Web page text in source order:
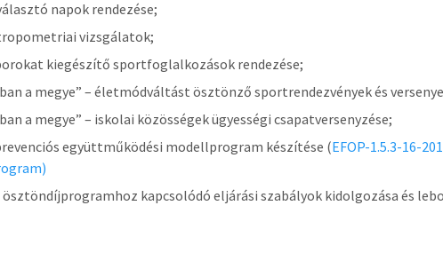
napok rendezése;
vizsgálatok;
kiegészítő sportfoglalkozások rendezése;
a megye” – életmódváltást ösztönző sportrendezvények és
a megye” – iskolai közösségek ügyességi csapatversenyzése;
együttműködési modellprogram készítése (EFOP-1.5.3-16-
ösztöndíjprogramhoz kapcsolódó eljárási szabályok kidolgozása és